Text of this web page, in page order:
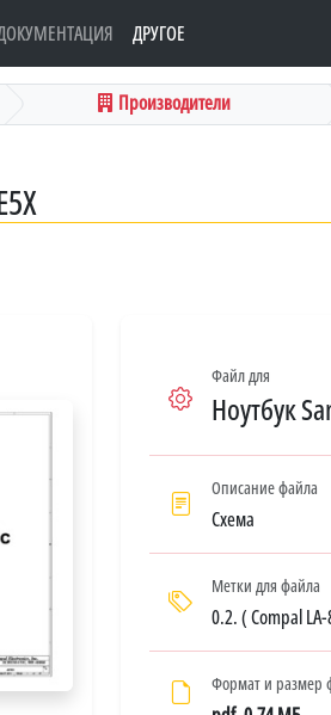
ДРУГОЕ
Производители
Файл для
Ноутбук
Описание файла
Схема
Метки для файла
0.2. ( Compal
Формат и размер